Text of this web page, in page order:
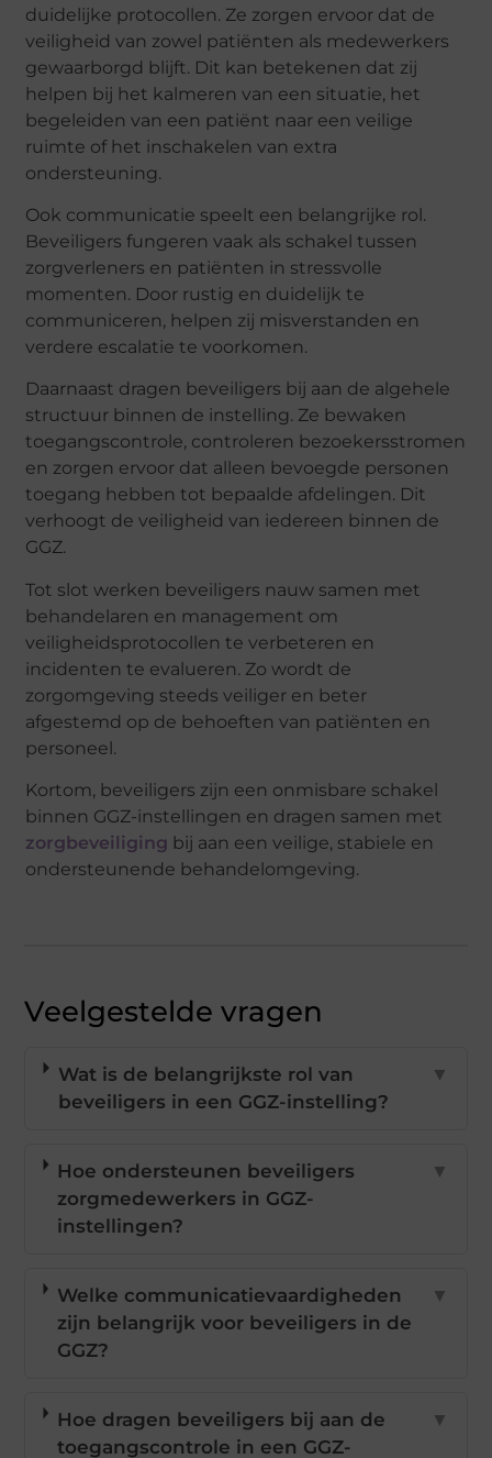
duidelijke protocollen. Ze zorgen ervoor dat de
veiligheid van zowel patiënten als medewerkers
gewaarborgd blijft. Dit kan betekenen dat zij
helpen bij het kalmeren van een situatie, het
begeleiden van een patiënt naar een veilige
ruimte of het inschakelen van extra
ondersteuning.
Ook communicatie speelt een belangrijke rol.
Beveiligers fungeren vaak als schakel tussen
zorgverleners en patiënten in stressvolle
momenten. Door rustig en duidelijk te
communiceren, helpen zij misverstanden en
verdere escalatie te voorkomen.
Daarnaast dragen beveiligers bij aan de algehele
structuur binnen de instelling. Ze bewaken
toegangscontrole, controleren bezoekersstromen
en zorgen ervoor dat alleen bevoegde personen
toegang hebben tot bepaalde afdelingen. Dit
verhoogt de veiligheid van iedereen binnen de
GGZ.
Tot slot werken beveiligers nauw samen met
behandelaren en management om
veiligheidsprotocollen te verbeteren en
incidenten te evalueren. Zo wordt de
zorgomgeving steeds veiliger en beter
afgestemd op de behoeften van patiënten en
personeel.
Kortom, beveiligers zijn een onmisbare schakel
binnen GGZ-instellingen en dragen samen met
zorgbeveiliging bij aan een veilige, stabiele en
ondersteunende behandelomgeving.
Veelgestelde vragen
Wat is de belangrijkste rol van
beveiligers in een GGZ-instelling?
▼
Hoe ondersteunen beveiligers
zorgmedewerkers in GGZ-
instellingen?
▼
Welke communicatievaardigheden
zijn belangrijk voor beveiligers in de
GGZ?
▼
Hoe dragen beveiligers bij aan de
toegangscontrole in een GGZ-
▼